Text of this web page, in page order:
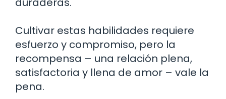
Cultivar estas habilidades requiere
esfuerzo y compromiso, pero la
recompensa – una relación plena,
satisfactoria y llena de amor – vale la
pena.